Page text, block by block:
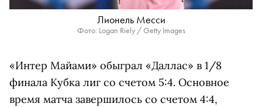
Лионель Месси
Фото: Logan Riely / Getty Images
«Интер Майами» обыграл «Даллас» в 1/8
финала Кубка лиг со счетом 5:4. Основное
время матча завершилось со счетом 4:4,